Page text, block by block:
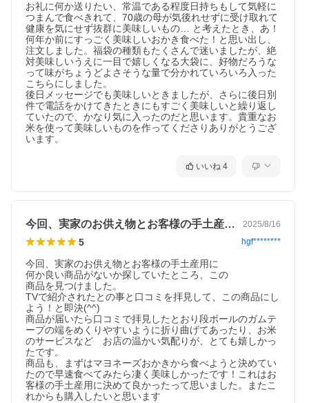
お礼に何か送りたい、常温である程度日持ちもして気軽に
つまんで食べきれて、70歳の母が気後れせずに受け取れて
健康を気にせず抜群に美味しいもの… と考えたとき、あ！
何年か前にすっごく美味しいおかき食べた！と思い出し、
注文しました。福袋の種類もたくさんで迷いましたが、絶
対美味しいうえに一目で嬉しくなる大袋に、好物だろうな
って味がちょうどよさそうな量で分かれていろいろ入った
こちらにしました。
後日メッセージでも美味しいときましたが、さらに後日別
件で電話をかけてきたときにもすごく美味しいと繰り返し
ていたので、かなり気に入ったのだと思います。貴重なお
米を使って美味しいものを作ってくださりありがとうござ
います。
いいね 4
今回、実家のお供え物とお客様の手土産用… 2025/8/16
5 hgf********
今回、実家のお供え物とお客様の手土産用に
何か良い商品がないか探していたところ、この
商品を見つけました。
TVで紹介されたとの事と口コミを拝見して、この商品にし
よう！と即決(^^)
商品が届いたら口コミで拝見したとおり段ボールのガムテ
ープの端をめくりやすいように折り曲げてあったり、お米
のサービスなど　お店の温かい気配りが、とても嬉しかっ
たです。
商品も、まずはマヨネーズおかきから食べようと決めてい
たので早速食べてみたら凄く美味しかったです！これはお
客様の手土産用に決めて良かったって思いました。またこ
れからも購入したいと思います